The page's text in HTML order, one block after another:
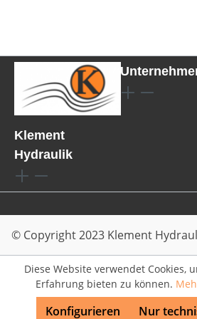
Klement
Hydraulik
© Copyright 2023 Klement
Diese Website verwendet Cookies,
Erfahrung bieten zu können.
Nur
Konfigurieren